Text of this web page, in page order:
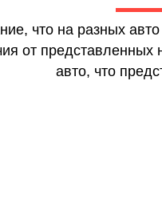
что на разных
от
авто, что